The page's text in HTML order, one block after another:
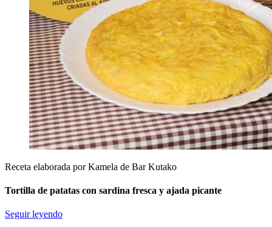
Receta elaborada por Kamela de Bar Kutako
Tortilla de patatas con sardina fresca y ajada picante
Seguir leyendo